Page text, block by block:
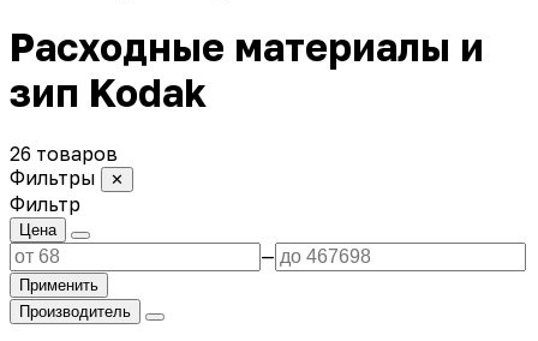
Расходные материалы и
зип Kodak
26 товаров
Фильтры
✕
Фильтр
Цена
—
Применить
Производитель